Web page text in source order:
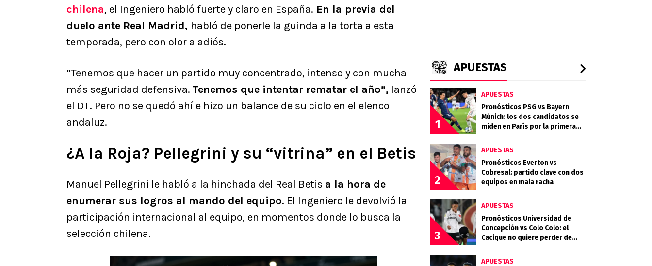
chilena, el Ingeniero habló fuerte y claro en España. En la previa del
duelo ante Real Madrid, habló de ponerle la guinda a la torta a esta
temporada, pero con olor a adiós.
“Tenemos que hacer un partido muy concentrado, intenso y con mucha
más seguridad defensiva. Tenemos que intentar rematar el año”, lanzó
el DT. Pero no se quedó ahí e hizo un balance de su ciclo en el elenco
andaluz.
¿A la Roja? Pellegrini y su “vitrina” en el Betis
Manuel Pellegrini le habló a la hinchada del Real Betis a la hora de
enumerar sus logros al mando del equipo. El Ingeniero le devolvió la
participación internacional al equipo, en momentos donde lo busca la
selección chilena.
APUESTAS
1
APUESTAS
Pronósticos PSG vs Bayern
Múnich: los dos candidatos se
miden en París por la primera
2
APUESTAS
Pronósticos Everton vs
Cobresal: partido clave con dos
equipos en mala racha
3
APUESTAS
Pronósticos Universidad de
Concepción vs Colo Colo: el
Cacique no quiere perder de
APUESTAS